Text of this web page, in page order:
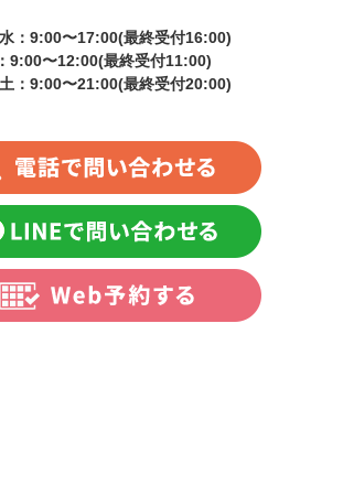
：9:00〜17:00(最終受付16:00)
〜12:00(最終受付11:00)
：9:00〜21:00(最終受付20:00)